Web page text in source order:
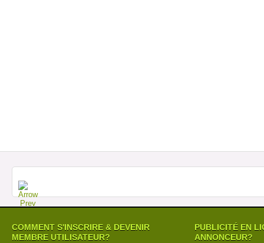
COMMENT S'INSCRIRE & DEVENIR
MEMBRE UTILISATEUR?
PUBLICITÉ EN
ANNONCEUR?